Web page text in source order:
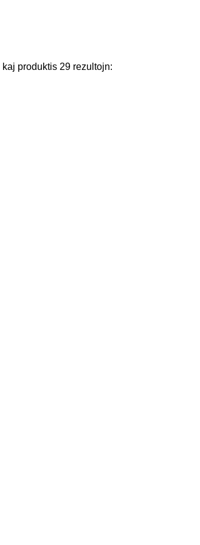
kaj produktis 29 rezultojn: